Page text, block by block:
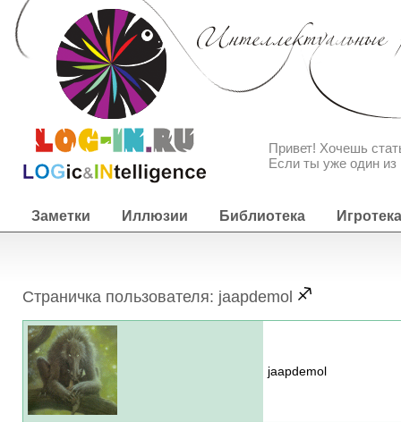
Привет! Хочешь
Если ты уже один из
Заметки Иллюзии Библиотека Игротека
Страничка пользователя: jaapdemol
jaapdemol